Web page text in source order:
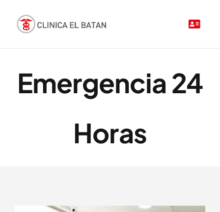
contenido
Emergencia 24
Horas